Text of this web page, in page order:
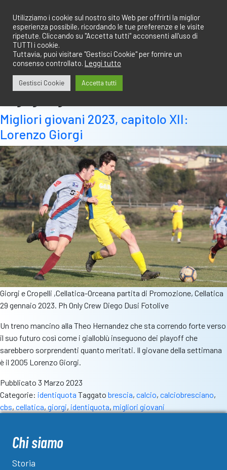
contenuto
Migliori giovani 2023, capitolo XII:
Lorenzo Giorgi
Giorgi e Cropelli ,Cellatica-Orceana partita di Promozione, Cellatica
29 gennaio 2023. Ph Only Crew Diego Dusi Fotolive
Un treno mancino alla Theo Hernandez che sta correndo forte verso
il suo futuro così come i gialloblù inseguono dei playoff che
sarebbero sorprendenti quanto meritati. Il giovane della settimana
è il 2005 Lorenzo Giorgi.
Pubblicato 3 Marzo 2023
Categorie: identiquota Taggato brescia, calcio, calciobresciano,
cbs, cellatica, giorgi, identiquota, migliori giovani
Chi siamo
Storia
Utilizziamo i cookie sul nostro sito Web per offrirti la miglior
esperienza possibile, ricordando le tue preferenze e le visite
ripetute. Cliccando su "Accetta tutti" acconsenti all'uso di
TUTTI i cookie.
Tuttavia, puoi visitare "Gestisci Cookie" per fornire un
consenso controllato. Leggi tutto
Gestisci Cookie Accetta tutti